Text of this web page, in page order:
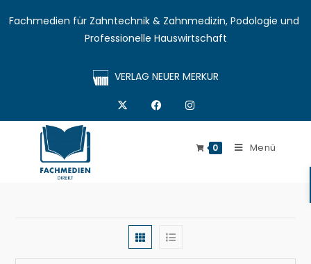
Fachmedien für Zahntechnik & Zahnmedizin, Podologie und
Professionelle Hauswirtschaft
VERLAG NEUER MERKUR
0 Menü